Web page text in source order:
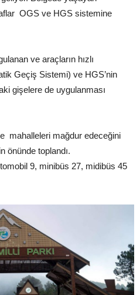
OGS ve HGS sistemine
ve araçların hızlı
Geçiş Sistemi) ve HGS’nin
gişelere de uygulanması
mahalleleri mağdur edeceğini
önünde toplandı.
9, minibüs 27, midibüs 45